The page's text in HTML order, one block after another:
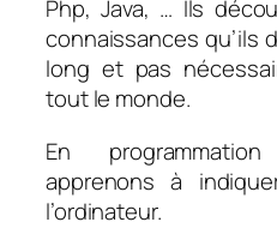
Php, Java, … Ils
connaissances qu’ils
long et pas
tout le monde.
En
apprenons à
l’ordinateur.